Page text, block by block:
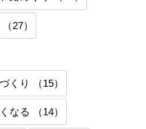
27）
くり （15）
なる （14）